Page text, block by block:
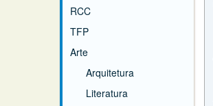
RCC
TFP
Arte
Arquitetura
Literatura